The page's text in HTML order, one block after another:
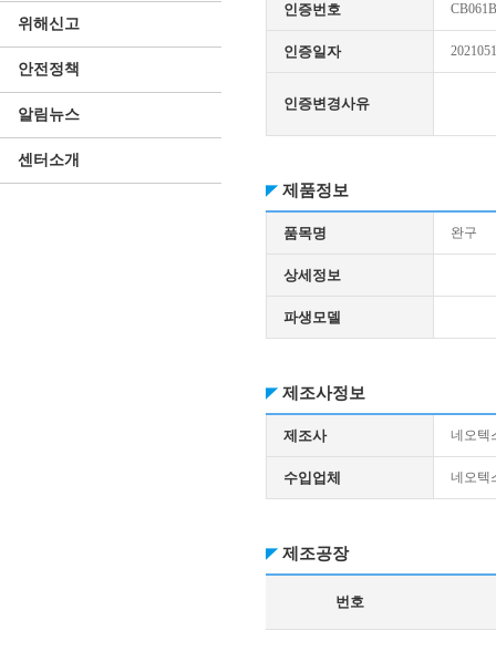
위해신고
안전정책
알림뉴스
센터소개
인증번호
인증일자
인증변경사유
제품정보
품목명 완구
상세정보
파생모델
제조사정보
제조사 네오텍
수입업체 네오텍
제조공장
번호